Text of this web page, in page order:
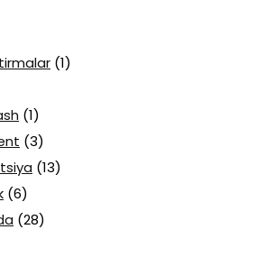
(1)
(1)
(3)
(13)
(6)
(28)